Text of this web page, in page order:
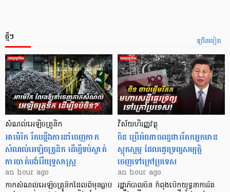
ច្រើនទៀត
ថ្មីៗ
សំណល់អេឡិចត្រូនិក
អាម៉េរិក រឹតបន្តឹងការនាំចេញកាក
សំណល់អេឡិចត្រូនិក ដើម្បីទប់ស្កាត់
ការបាត់បង់រ៉ែយុទ្ធសាស្ត្រ
an hour ago
កាក​សំណល់​អេឡិច​ត្រូនិកដែល​ពីមុនធ្លាប់​
វិស័យហិរញ្ញវត្ថុ
ចិន ប្រើ​អំណាចពន្ធដាររឹតកអ្នកមាន
ស្ដុកស្ដម្ភ ដែលផ្ទេរទ្រព្យសម្បត្តិ
ចេញទៅក្រៅប្រទេស
an hour ago
រដ្ឋាភិបាលចិន កំពុងបើកយុទ្ធនាការរឹត